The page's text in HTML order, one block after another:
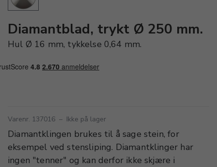
Diamantblad, trykt Ø 250 mm.
Hul Ø 16 mm, tykkelse 0,64 mm.
Varenr. 137016 – Ikke på lager
Diamantklingen brukes til å sage stein, for
eksempel ved stensliping. Diamantklinger har
ingen "tenner" og kan derfor ikke skjære i